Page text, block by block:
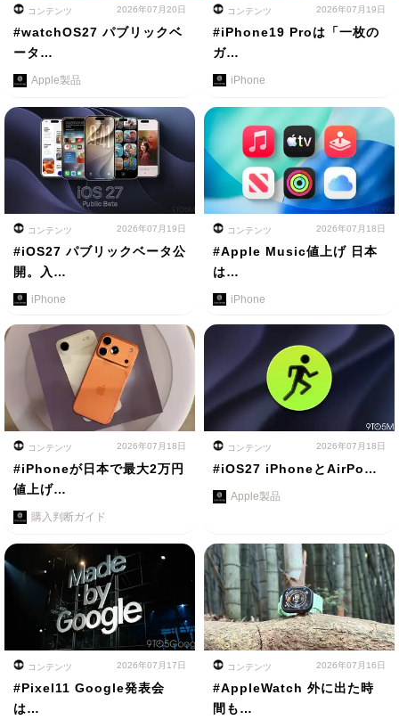
コンテンツ 2026年07月20日
#watchOS27 パブリックベ
ータ…
Apple製品
コンテンツ 2026年07月19日
#iPhone19 Proは「一枚の
ガ…
iPhone
コンテンツ 2026年07月19日
#iOS27 パブリックベータ公
開。入…
iPhone
コンテンツ 2026年07月18日
#Apple Music値上げ 日本
は…
iPhone
コンテンツ 2026年07月18日
#iPhoneが日本で最大2万円
値上げ…
購入判断ガイド
コンテンツ 2026年07月18日
#iOS27 iPhoneとAirPo…
Apple製品
コンテンツ 2026年07月17日
#Pixel11 Google発表会
は…
コンテンツ 2026年07月16日
#AppleWatch 外に出た時
間も…